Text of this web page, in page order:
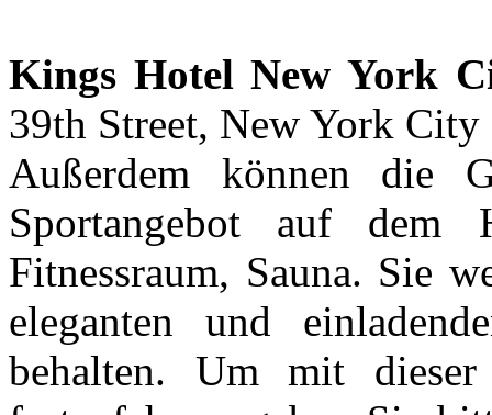
Kings Hotel New York
39th Street, New York City
Außerdem können die
Sportangebot auf dem
Fitnessraum, Sauna. Sie
eleganten und
behalten. Um mit